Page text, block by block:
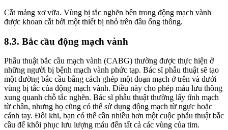
Cắt mảng xơ vữa. Vùng bị tắc nghẽn bên trong động mạch vành
được khoan cắt bởi một thiết bị nhỏ trên đầu ống thông.
8.3. Bắc cầu động mạch vành
Phẫu thuật bắc cầu mạch vành (CABG) thường được thực hiện ở
những người bị bệnh mạch vành phức tạp. Bác sĩ phẫu thuật sẽ tạo
một đường bắc cầu bằng cách ghép một đoạn mạch ở trên và dưới
vùng bị tắc của động mạch vành. Điều này cho phép máu lưu thông
xung quanh chỗ tắc nghẽn. Bác sĩ phẫu thuật thường lấy tĩnh mạch
từ chân, nhưng họ cũng có thể sử dụng động mạch từ ngực hoặc
cánh tay. Đôi khi, bạn có thể cần nhiều hơn một cuộc phẫu thuật bắc
cầu để khôi phục lưu lượng máu đến tất cả các vùng của tim.